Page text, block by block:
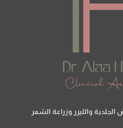
الجلدية والليزر وزراعة الشعر